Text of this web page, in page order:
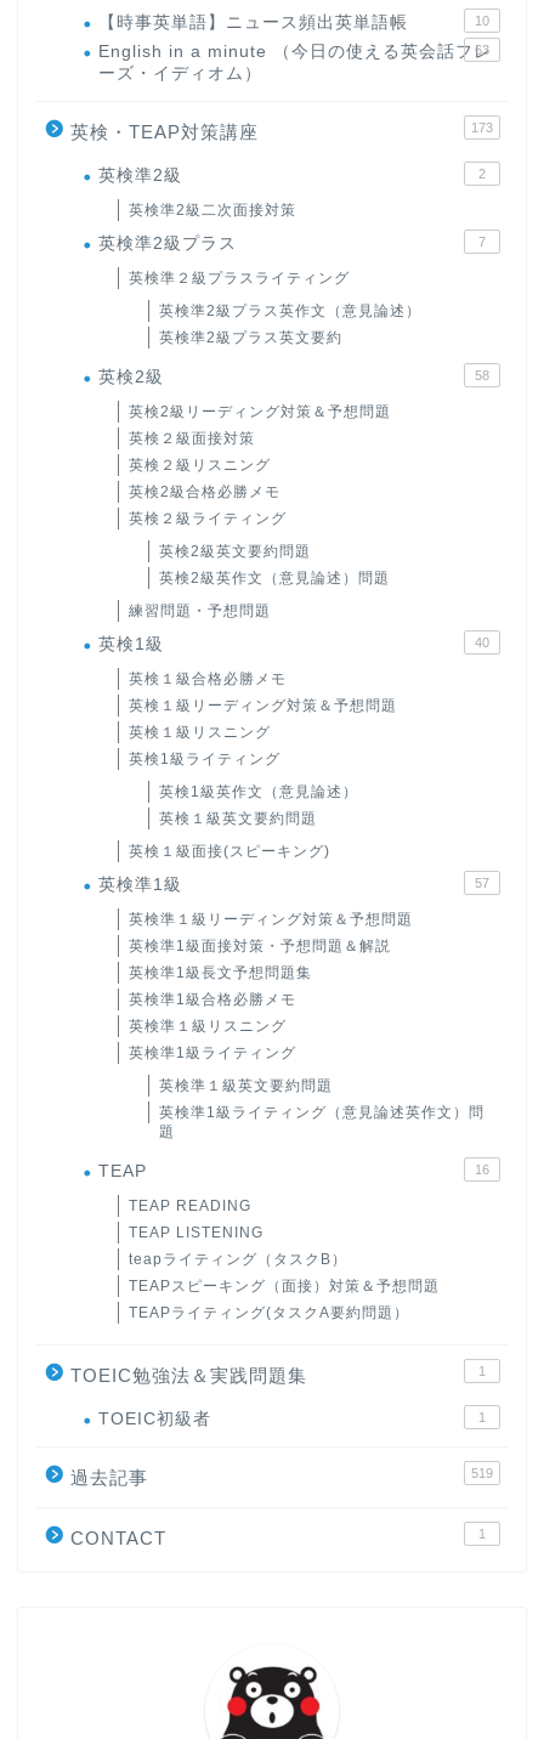
【時事英単語】ニュース頻出英単語帳 10
English in a minute （今日の使える英会話フレ
ーズ・イディオム）
63
英検・TEAP対策講座 173
英検準2級 2
英検準2級二次面接対策
英検準2級プラス 7
英検準２級プラスライティング
英検準2級プラス英作文（意見論述）
英検準2級プラス英文要約
英検2級 58
英検2級リーディング対策＆予想問題
英検２級面接対策
英検２級リスニング
英検2級合格必勝メモ
英検２級ライティング
英検2級英文要約問題
英検2級英作文（意見論述）問題
練習問題・予想問題
英検1級 40
英検１級合格必勝メモ
英検１級リーディング対策＆予想問題
英検１級リスニング
英検1級ライティング
英検1級英作文（意見論述）
英検１級英文要約問題
英検１級面接(スピーキング)
英検準1級 57
英検準１級リーディング対策＆予想問題
英検準1級面接対策・予想問題＆解説
英検準1級長文予想問題集
英検準1級合格必勝メモ
英検準１級リスニング
英検準1級ライティング
英検準１級英文要約問題
英検準1級ライティング（意見論述英作文）問
題
TEAP 16
TEAP READING
TEAP LISTENING
teapライティング（タスクB）
TEAPスピーキング（面接）対策＆予想問題
TEAPライティング(タスクA要約問題）
TOEIC勉強法＆実践問題集 1
TOEIC初級者 1
過去記事 519
CONTACT 1
大学入試英語対策講座
英語名言・格言・カッコい